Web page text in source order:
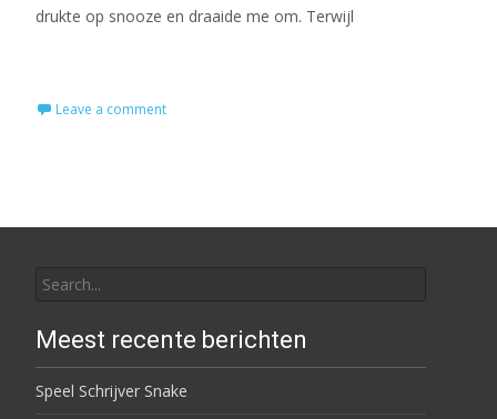
drukte op snooze en draaide me om. Terwijl
Leave a comment
Meest recente berichten
Speel Schrijver Snake